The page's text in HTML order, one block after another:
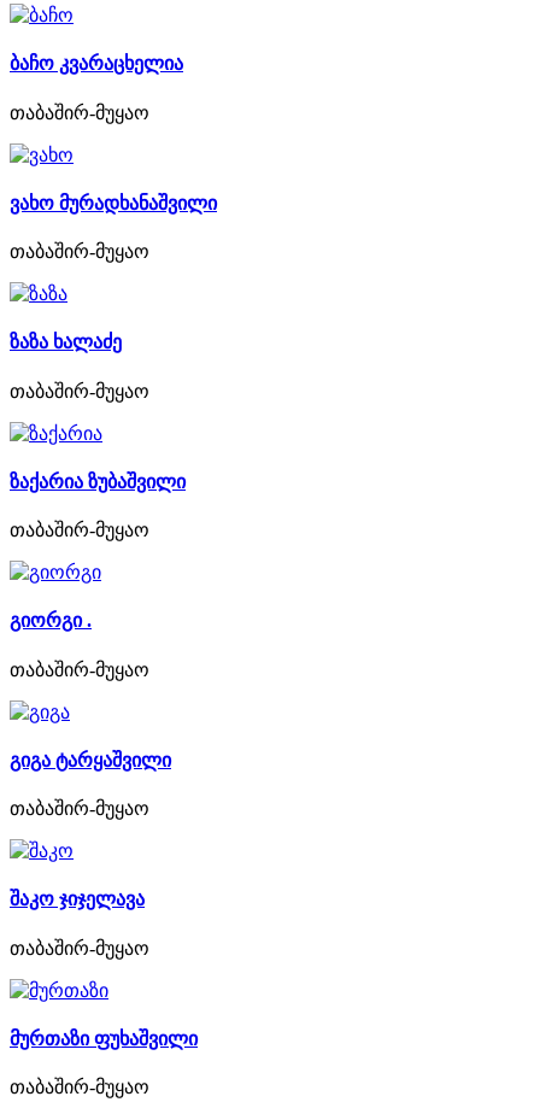
ბაჩო კვარაცხელია
თაბაშირ-მუყაო
ვახო მურადხანაშვილი
თაბაშირ-მუყაო
ზაზა ხალაძე
თაბაშირ-მუყაო
ზაქარია ზუბაშვილი
თაბაშირ-მუყაო
გიორგი .
თაბაშირ-მუყაო
გიგა ტარყაშვილი
თაბაშირ-მუყაო
შაკო ჯიჯელავა
თაბაშირ-მუყაო
მურთაზი ფუხაშვილი
თაბაშირ-მუყაო